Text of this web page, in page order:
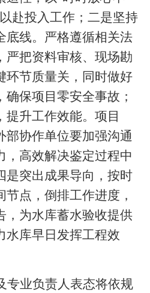
赴投入工作；二是坚持
底线。严格遵循相关法
严把资料审核、现场勘
环节质量关，同时做好
保项目零安全事故；
提升工作效能。项目
部协作单位要加强沟通
，高效解决鉴定过程中
是突出成果导向，按时
点，倒排工作进度，
，为水库蓄水验收提供
水库早日发挥工程效
专业负责人表态将依规